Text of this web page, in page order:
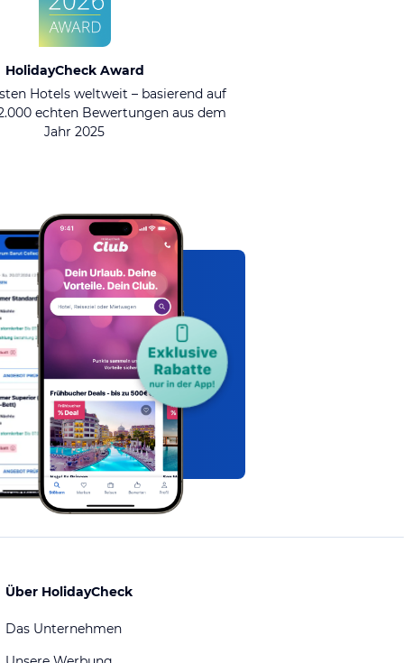
HolidayCheck Award
Hotels weltweit – basierend auf
echten Bewertungen aus dem
Jahr 2025
Über HolidayCheck
Das Unternehmen